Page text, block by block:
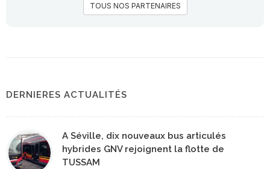
TOUS NOS PARTENAIRES
DERNIERES ACTUALITÉS
A Séville, dix nouveaux bus articulés
hybrides GNV rejoignent la flotte de
TUSSAM